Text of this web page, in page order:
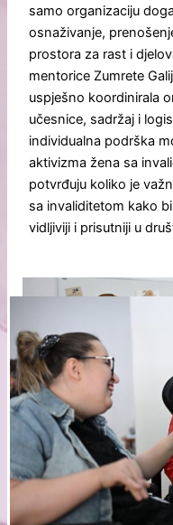
samo organizaciju
osnaživanje,
prostora za rast i
mentorice Zumrete
uspješno koordinirala
učesnice, sadržaj i
individualna podrška
aktivizma žena sa
potvrđuju koliko je
sa invaliditetom kako
vidljiviji i prisutniji u